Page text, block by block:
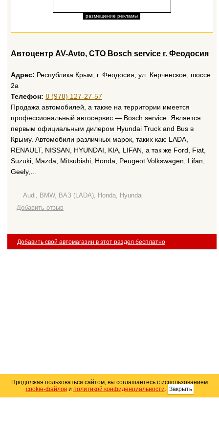
размещение рекламы
Автоцентр AV-Avto, СТО Bosch service г. Феодосия
Адрес: Республика Крым, г. Феодосия, ул. Керченское, шоссе
2а
Телефон: 8 (978) 127-27-57
Продажа автомобилей, а также на территории имеется
профессиональный автосервис — Bosch service. Является
первым официальным дилером Hyundai Truck and Bus в
Крыму. Автомобили различных марок, таких как: LADA,
RENAULT, NISSAN, HYUNDAI, KIA, LIFAN, а так же Ford, Fiat,
Suzuki, Mazda, Mitsubishi, Honda, Peugeot Volkswagen, Lifan,
Geely,…
Audi, BMW, ВАЗ (LADA), Honda, Hyundai
Добавить отзыв
Добавить свой автомагазин в этот раздел бесплатно
Продолжая пользоваться сайтом, вы соглашаетесь с использованием
cookie-файлови политикой конфиденциальности. Закрыть